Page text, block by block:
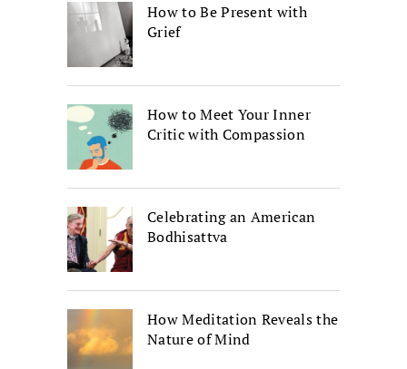
How to Be Present with
Grief
How to Meet Your Inner
Critic with Compassion
Celebrating an American
Bodhisattva
How Meditation Reveals the
Nature of Mind